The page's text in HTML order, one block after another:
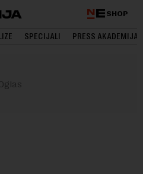
SHOP
SPECIJALI PRESS AKADEMIJA